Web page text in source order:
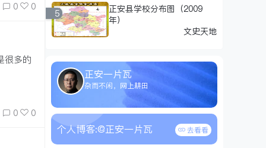
0 0
很多的
0 0
5
正安县学校分布图（2009
年）
文史天地
正安一片瓦
杂而不闲，网上耕田
个人博客:@正安一片瓦 去看看